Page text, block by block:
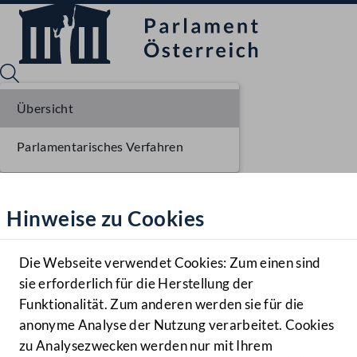
Hilfe
Benutzer
Navigationsmenü öffnen
MENÜ
Hinweise zu Cookies
Die Webseite verwendet Cookies: Zum einen sind
sie erforderlich für die Herstellung der
Funktionalität. Zum anderen werden sie für die
anonyme Analyse der Nutzung verarbeitet. Cookies
zu Analysezwecken werden nur mit Ihrem
Übersicht
Parlamentarisches Verfahren